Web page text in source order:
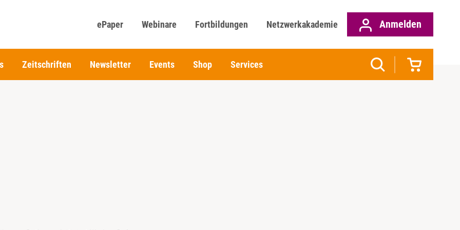
ePaper Webinare Fortbildungen Netzwerkakademie Anmelden
Zeitschriften Newsletter Events Shop Services